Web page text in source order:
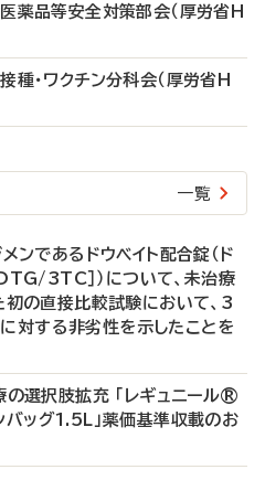
薬品等安全対策部会（厚労省H
・ワクチン分科会（厚労省H
一覧
ンであるドウベイト配合錠（ド
3TC］）について、未治療
の直接比較試験において、3
する非劣性を示したことを
選択肢拡充 「レギュニール®
ッグ1.5L」薬価基準収載のお